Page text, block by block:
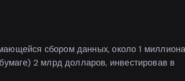
сбором данных, около 1
2 млрд долларов, инвестировав в